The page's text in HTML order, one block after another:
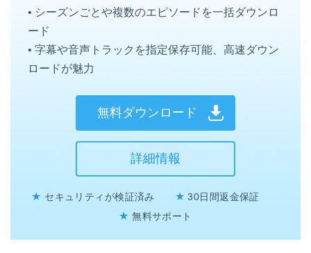
• シーズンごとや複数のエピソードを一括ダウンロ
ード
• 字幕や音声トラックを指定保存可能、高速ダウン
ロードが魅力
無料ダウンロード
詳細情報
★ セキュリティが検証済み ★ 30日間返金保証
★ 無料サポート